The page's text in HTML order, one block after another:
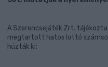
A Szerencsejáték Zrt.
megtartott hatos lottó
húzták ki: